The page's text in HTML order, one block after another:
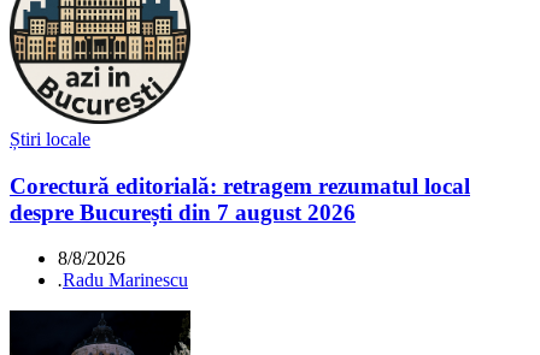
Știri locale
Corectură editorială: retragem rezumatul local
despre București din 7 august 2026
8/8/2026
.Radu Marinescu